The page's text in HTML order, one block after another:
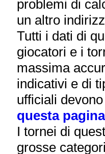
problemi di
un altro
Tutti i dati di
giocatori e i
massima
indicativi e di
ufficiali
questa pagina
I tornei di
grosse